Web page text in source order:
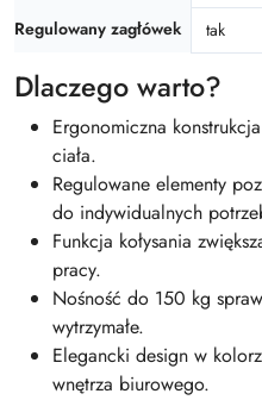
Regulowany zagłówek
tak
Dlaczego warto?
Ergonomiczna
ciała.
Regulowane elementy
do indywidualnych
Funkcja kołysania
pracy.
Nośność do 150 kg
wytrzymałe.
Elegancki design w
wnętrza biurowego.